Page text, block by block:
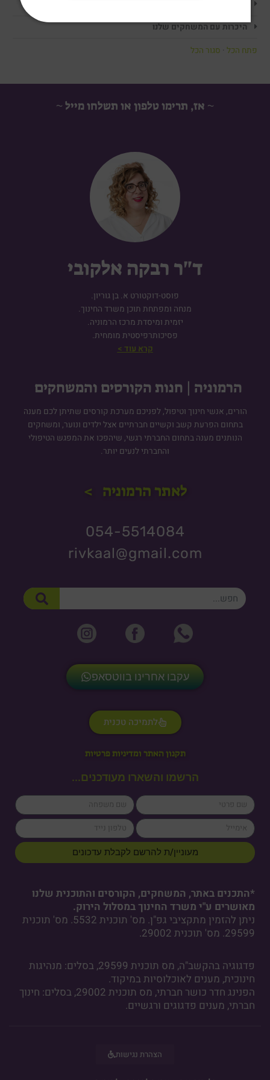
היכרות עם המשחקים שלנו
פתח הכל · סגור הכל
~ אז, תרימו טלפון או תשלחו מייל ~
ד"ר רבקה אלקובי
פוסט-דוקטורט א. בן גוריון.
מנחה ומפתחת תוכן משרד החינוך.
יזמית ומיסדת מרכז הרמוניה.
פסיכותרפיסטית מומחית.
קרא עוד >
הרמוניה | חנות הקורסים והמשחקים
הורים, אנשי חינוך וטיפול, לפניכם מערכת קורסים שתיתן לכם מענה
בתחום הפרעת קשב וקשיים חברתיים אצל ילדים ונוער, ומשחקים
הנותנים מענה בתחום החברתי רגשי, שיהפכו את המפגש הטיפולי
והחברתי לנעים יותר.
לאתר הרמוניה >
054-5514084
rivkaal@gmail.com
חיפוש
עקבו אחרינו בווטסאפ
לתמיכה טכנית
תקנון האתר ומדיניות פרטיות
*התכנים באתר, המשחקים, הקורסים והתוכנית שלנו
מאושרים ע"י משרד החינוך במסלול הירוק.
ניתן להזמין מתקציבי גפ"ן. מס' תוכנית 5532. מס' תוכנית
29599. מס' תוכנית 29002.
פדגוגיה בהקשב"ה, מס תוכנית 29599, בסלים: מנהיגות
חינוכית, מענים לאוכלוסיות במיקוד.
הפנינג חדר כושר חברתי, מס תוכנית 29002, בסלים: חינוך
חברתי, מענים פדגוגים ורגשיים.
הרשמו והשארו מעודכנים...
firstName
lastName
email
cellPhone
מעוניין/ת להרשם לקבלת עדכונים
הצהרת נגישות